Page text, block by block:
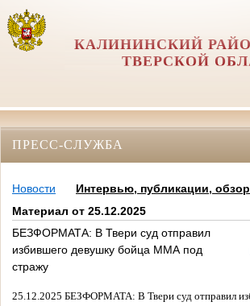
КАЛИНИНСКИЙ
ТВЕРСКОЙ
ПРЕСС-СЛУЖБА
Новости
Интервью, публикации,
Материал от 25.12.2025
БЕЗФОРМАТА: В Твери суд отправил
избившего девушку бойца ММА под
стражу
25.12.2025 БЕЗФОРМАТА: В Твери суд отправил